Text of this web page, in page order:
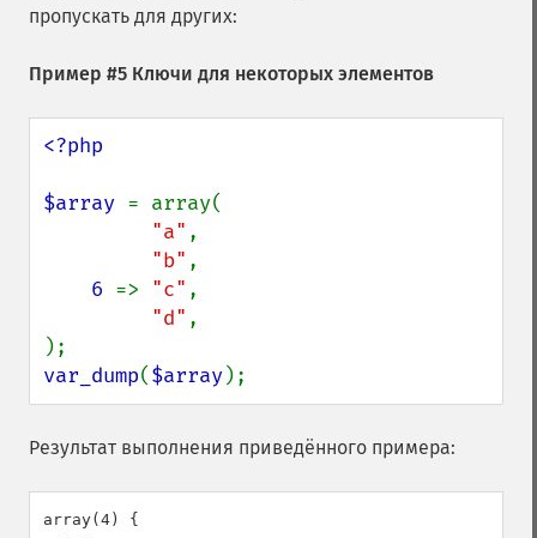
пропускать для других:
Пример #5 Ключи для некоторых элементов
<?php
$array = array(
"a" ,
"b" ,
6 => "c" ,
"d" ,
var_dump($array);
Результат выполнения приведённого примера:
array(4) {